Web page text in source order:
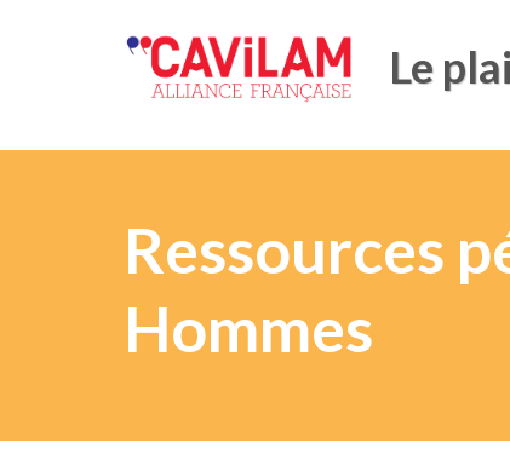
Le
Ressources
Hommes